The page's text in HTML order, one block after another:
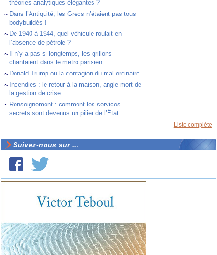
théories analytiques élégantes ?
~ Dans l’Antiquité, les Grecs n’étaient pas tous
bodybuildés !
~ De 1940 à 1944, quel véhicule roulait en
l’absence de pétrole ?
~ Il n’y a pas si longtemps, les grillons
chantaient dans le métro parisien
~ Donald Trump ou la contagion du mal ordinaire
~ Incendies : le retour à la maison, angle mort de
la gestion de crise
~ Renseignement : comment les services
secrets sont devenus un pilier de l’État
Liste complète
Suivez-nous sur ...